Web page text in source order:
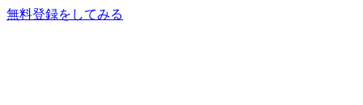
無料登録をしてみる